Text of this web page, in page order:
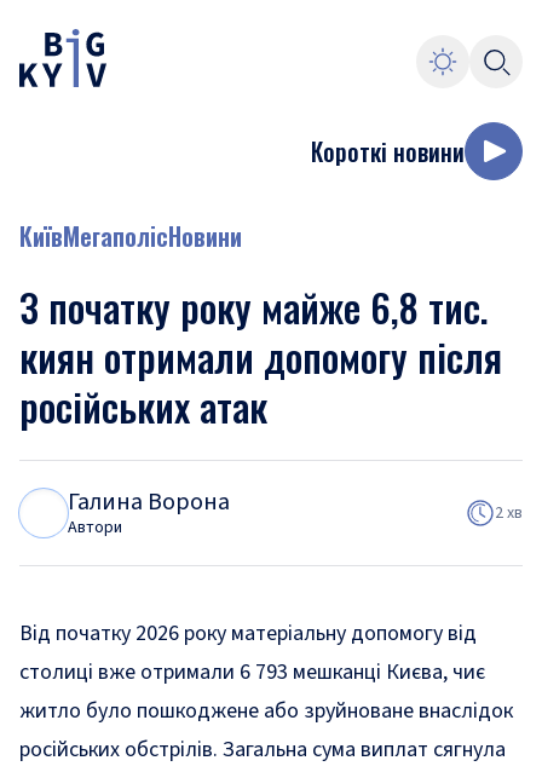
Короткі новини
КиївМегаполісНовини
З початку року майже 6,8 тис.
киян отримали допомогу після
російських атак
Галина Ворона
Автори
2 хв
Від початку 2026 року матеріальну допомогу від
столиці вже отримали 6 793 мешканці Києва, чиє
житло було пошкоджене або зруйноване внаслідок
російських обстрілів. Загальна сума виплат сягнула